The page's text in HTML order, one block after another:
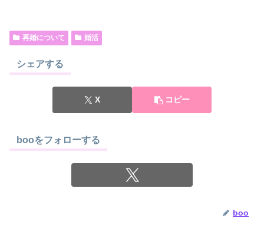
再婚について 婚活
シェアする
X コピー
booをフォローする
boo